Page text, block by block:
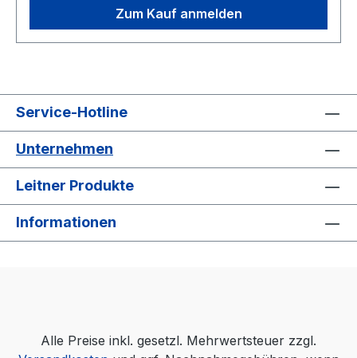
Zum Kauf anmelden
Service-Hotline
Unternehmen
Leitner Produkte
Informationen
Alle Preise inkl. gesetzl. Mehrwertsteuer zzgl.